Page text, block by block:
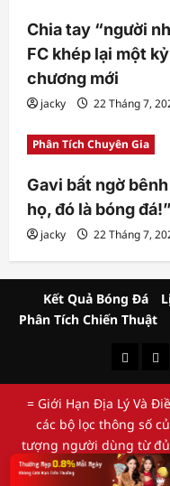
Chia tay “người
FC khép lại một
chương mới
jacky 22 Tháng 7,
Phân Tích Chuyên Gia
Gavi bất ngờ
họ, đó là bóng đá!”
jacky 22 Tháng 7,
Kết Quả Bóng Đá
Phân Tích Chiến Thuật
Kết
Quả
Bóng
Lịch
Thi
Đấu
= Giới Hạn Địa Lý Và
các bộ lọc thông số
tượng người dùng từ
hành vi dân sự pháp